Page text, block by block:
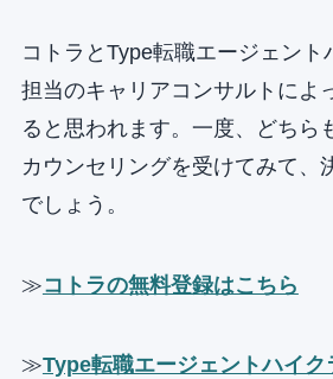
コトラとType転職エージェント
担当のキャリアコンサルトによ
ると思われます。一度、どちら
カウンセリングを受けてみて、
でしょう。
≫コトラの無料登録はこちら
≫Type転職エージェントハイ